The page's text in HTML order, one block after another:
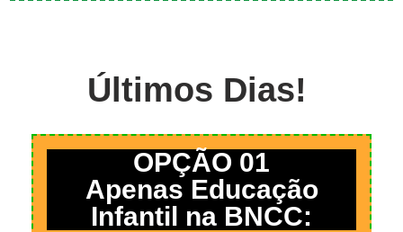
Últimos Dias!
OPÇÃO 01
Apenas Educação
Infantil na BNCC: